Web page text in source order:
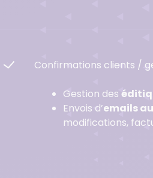
Confirmations clients /
Gestion des
Envois d’emails
modifications,